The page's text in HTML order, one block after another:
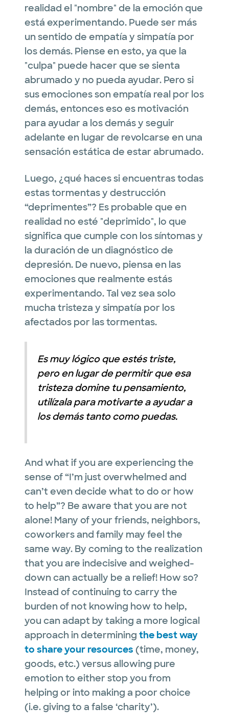
realidad el "nombre" de la emoción que
está experimentando. Puede ser más
un sentido de empatía y simpatía por
los demás. Piense en esto, ya que la
"culpa" puede hacer que se sienta
abrumado y no pueda ayudar. Pero si
sus emociones son empatía real por los
demás, entonces eso es motivación
para ayudar a los demás y seguir
adelante en lugar de revolcarse en una
sensación estática de estar abrumado.
Luego, ¿qué haces si encuentras todas
estas tormentas y destrucción
“deprimentes”? Es probable que en
realidad no esté "deprimido", lo que
significa que cumple con los síntomas y
la duración de un diagnóstico de
depresión. De nuevo, piensa en las
emociones que realmente estás
experimentando. Tal vez sea solo
mucha tristeza y simpatía por los
afectados por las tormentas.
Es muy lógico que estés triste,
pero en lugar de permitir que esa
tristeza domine tu pensamiento,
utilízala para motivarte a ayudar a
los demás tanto como puedas.
And what if you are experiencing the
sense of “I’m just overwhelmed and
can’t even decide what to do or how
to help”? Be aware that you are not
alone! Many of your friends, neighbors,
coworkers and family may feel the
same way. By coming to the realization
that you are indecisive and weighed-
down can actually be a relief! How so?
Instead of continuing to carry the
burden of not knowing how to help,
you can adapt by taking a more logical
approach in determining the best way
to share your resources (time, money,
goods, etc.) versus allowing pure
emotion to either stop you from
helping or into making a poor choice
(i.e. giving to a false ‘charity’).